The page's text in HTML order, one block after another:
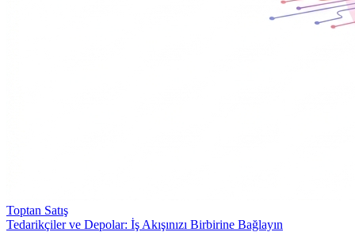
Toptan Satış
Tedarikçiler ve Depolar: İş Akışınızı Birbirine Bağlayın